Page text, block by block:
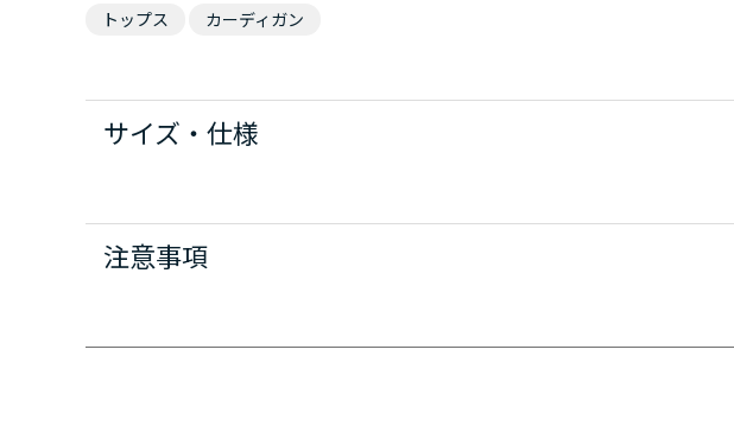
トップス カーディガン
サイズ・仕様
注意事項